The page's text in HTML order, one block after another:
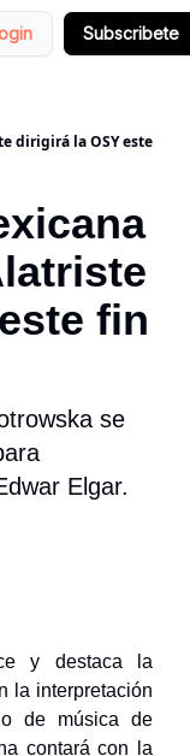
Subscribete
dirigirá la OSY este
fin
se
Elgar.
y destaca la
la interpretación
de música de
contará con la